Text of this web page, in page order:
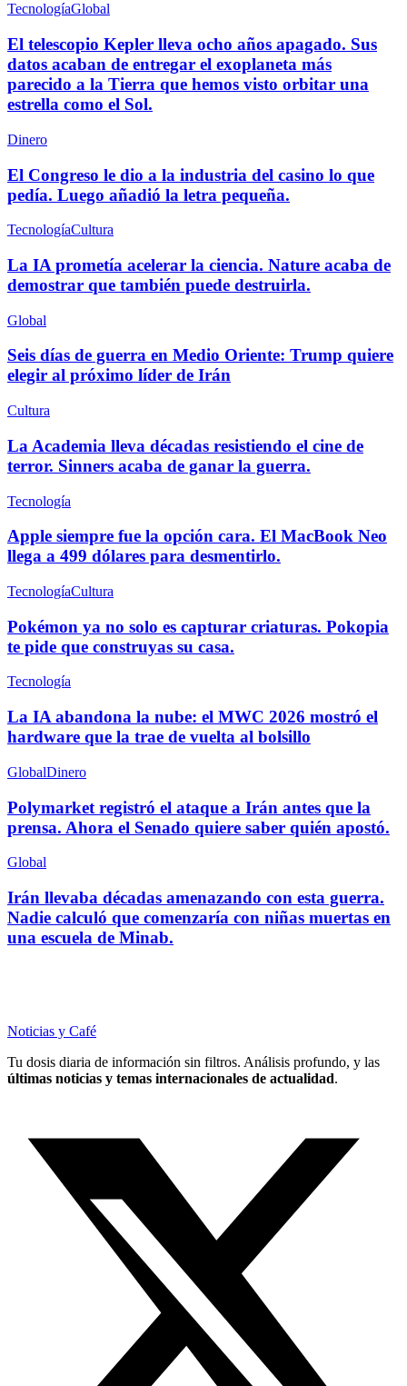
TecnologíaGlobal
El telescopio Kepler lleva ocho años apagado. Sus
datos acaban de entregar el exoplaneta más
parecido a la Tierra que hemos visto orbitar una
estrella como el Sol.
Dinero
El Congreso le dio a la industria del casino lo que
pedía. Luego añadió la letra pequeña.
TecnologíaCultura
La IA prometía acelerar la ciencia. Nature acaba de
demostrar que también puede destruirla.
Global
Seis días de guerra en Medio Oriente: Trump quiere
elegir al próximo líder de Irán
Cultura
La Academia lleva décadas resistiendo el cine de
terror. Sinners acaba de ganar la guerra.
Tecnología
Apple siempre fue la opción cara. El MacBook Neo
llega a 499 dólares para desmentirlo.
TecnologíaCultura
Pokémon ya no solo es capturar criaturas. Pokopia
te pide que construyas su casa.
Tecnología
La IA abandona la nube: el MWC 2026 mostró el
hardware que la trae de vuelta al bolsillo
GlobalDinero
Polymarket registró el ataque a Irán antes que la
prensa. Ahora el Senado quiere saber quién apostó.
Global
Irán llevaba décadas amenazando con esta guerra.
Nadie calculó que comenzaría con niñas muertas en
una escuela de Minab.
Noticias y Café
Tu dosis diaria de información sin filtros. Análisis profundo, y las
últimas noticias y temas internacionales de actualidad.